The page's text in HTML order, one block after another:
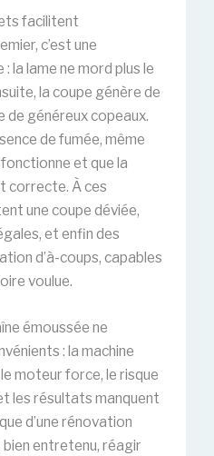
facilitent
c’est une
la lame ne mord plus le
la coupe génère de
de généreux copeaux.
de fumée, même
et que la
correcte. À ces
une coupe déviée,
et enfin des
d’à-coups, capables
voulue.
émoussée ne
: la machine
moteur force, le risque
les résultats manquent
d’une rénovation
bien entretenu, réagir